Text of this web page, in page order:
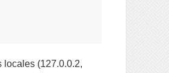
(127.0.0.2,